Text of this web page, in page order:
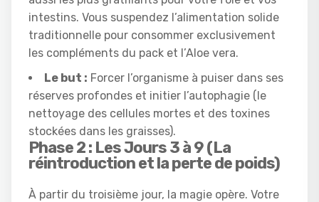
intestins. Vous suspendez l’alimentation solide
traditionnelle pour consommer exclusivement
les compléments du pack et l’Aloe vera.
Le but : Forcer l’organisme à puiser dans ses
réserves profondes et initier l’autophagie (le
nettoyage des cellules mortes et des toxines
stockées dans les graisses).
Phase 2 : Les Jours 3 à 9 (La
réintroduction et la perte de poids)
À partir du troisième jour, la magie opère. Votre